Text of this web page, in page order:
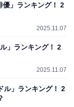
優」ランキング！ 2
2025.11.07
」ランキング！ 2
2025.11.07
ル」ランキング！ 2